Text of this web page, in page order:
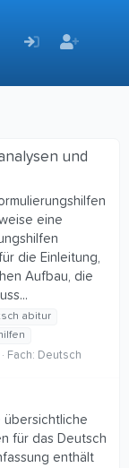
und
eine
die Einleitung,
Aufbau, die
abitur
Fach: Deutsch
übersichtliche
für das Deutsch
enthält